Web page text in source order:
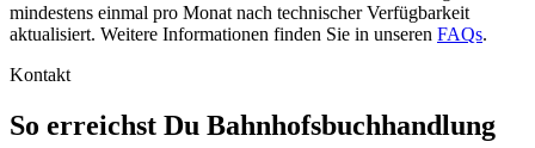
mindestens einmal pro Monat nach technischer Verfügbarkeit
aktualisiert. Weitere Informationen finden Sie in unseren FAQs.
Kontakt
So erreichst Du Bahnhofsbuchhandlung